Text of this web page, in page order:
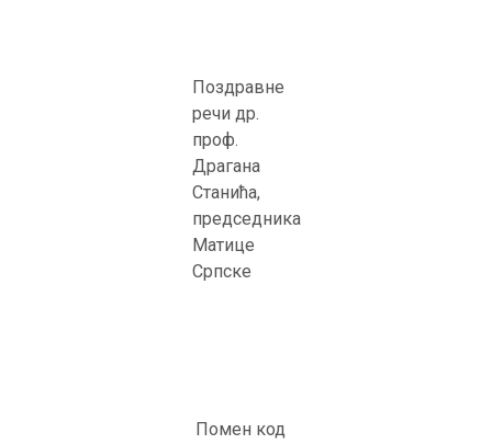
Поздравне
речи др.
проф.
Драгана
Станића,
председника
Матице
Српске
Помен код